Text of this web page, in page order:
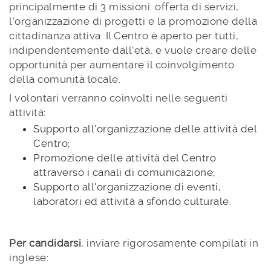
principalmente di 3 missioni: offerta di servizi,
l'organizzazione di progetti e la promozione della
cittadinanza attiva. Il Centro è aperto per tutti,
indipendentemente dall'età, e vuole creare delle
opportunità per aumentare il coinvolgimento
della comunità locale.
I volontari verranno coinvolti nelle seguenti
attività:
Supporto all'organizzazione delle attività del
Centro;
Promozione delle attività del Centro
attraverso i canali di comunicazione;
Supporto all'organizzazione di eventi,
laboratori ed attività a sfondo culturale.
Per candidarsi, inviare rigorosamente compilati in
inglese: